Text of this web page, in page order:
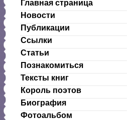
Главная страница
Новости
Публикации
Ссылки
Статьи
Познакомиться
Тексты книг
Король поэтов
Биография
Фотоальбом